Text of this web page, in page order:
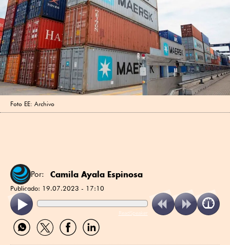
Foto EE: Archivo
Por: Camila Ayala Espinosa
Publicado: 19.07.2023 - 17:10
ReadSpeaker
Compartir
por
Compartir
por
Compartir
por
Compartir
por